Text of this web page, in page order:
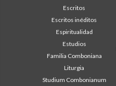
Escritos
Escritos inéditos
Espiritualidad
Estudios
Familia Comboniana
Liturgia
Studium Combonianum